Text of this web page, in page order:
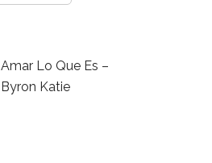
Amar Lo Que Es –
Byron Katie